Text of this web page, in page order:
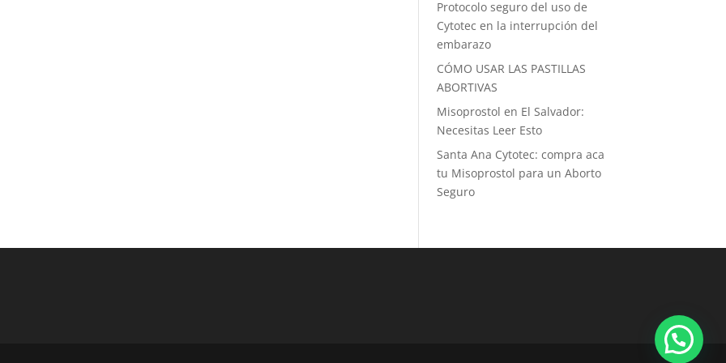
Protocolo seguro del uso de
Cytotec en la interrupción del
embarazo
CÓMO USAR LAS PASTILLAS
ABORTIVAS
Misoprostol en El Salvador:
Necesitas Leer Esto
Santa Ana Cytotec: compra aca
tu Misoprostol para un Aborto
Seguro